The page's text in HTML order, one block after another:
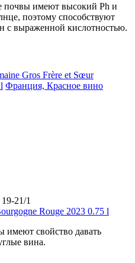
почвы имеют высокий Ph и
поэтому способствуют
с выраженной кислотностью.
Gros Frère et Sœur
Франция, Красное вино
21/1
имеют свойство давать
вина.